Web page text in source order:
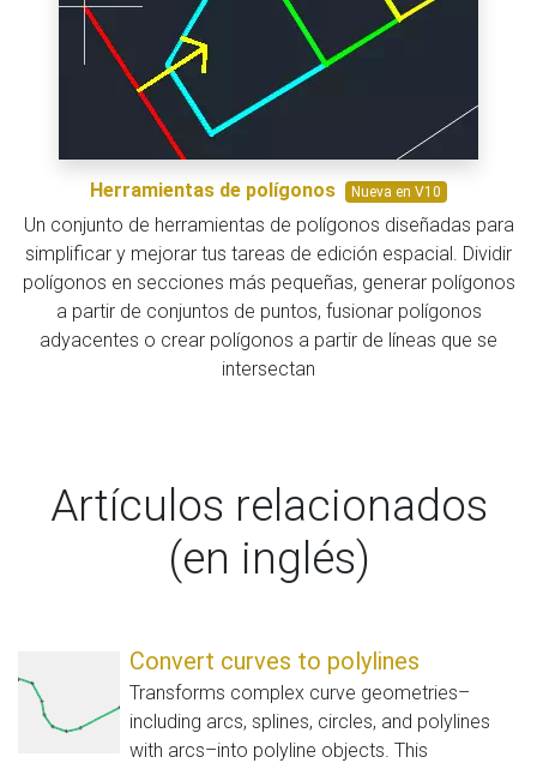
Herramientas de polígonos Nueva en V10
Un conjunto de herramientas de polígonos diseñadas para
simplificar y mejorar tus tareas de edición espacial. Dividir
polígonos en secciones más pequeñas, generar polígonos
a partir de conjuntos de puntos, fusionar polígonos
adyacentes o crear polígonos a partir de líneas que se
intersectan
Artículos relacionados
(en inglés)
Convert curves to polylines
Transforms complex curve geometries–
including arcs, splines, circles, and polylines
with arcs–into polyline objects. This